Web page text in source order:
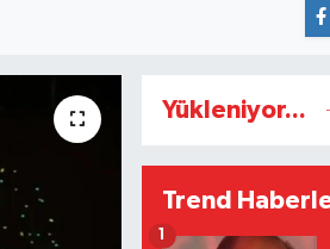
Yükleniyor...
Trend
1